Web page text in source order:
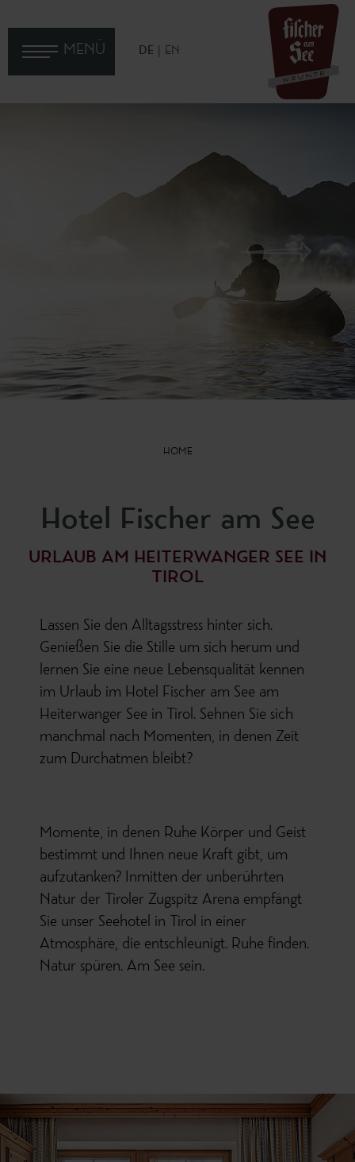
MENÜ DE EN
HOME
Hotel Fischer am See
URLAUB AM HEITERWANGER SEE IN
TIROL
Lassen Sie den Alltagsstress hinter sich.
Genießen Sie die Stille um sich herum und
lernen Sie eine neue Lebensqualität kennen
im Urlaub im Hotel Fischer am See am
Heiterwanger See in Tirol. Sehnen Sie sich
manchmal nach Momenten, in denen Zeit
zum Durchatmen bleibt?
Momente, in denen Ruhe Körper und Geist
bestimmt und Ihnen neue Kraft gibt, um
aufzutanken? Inmitten der unberührten
Natur der Tiroler Zugspitz Arena empfängt
Sie unser Seehotel in Tirol in einer
Atmosphäre, die entschleunigt. Ruhe finden.
Natur spüren. Am See sein.